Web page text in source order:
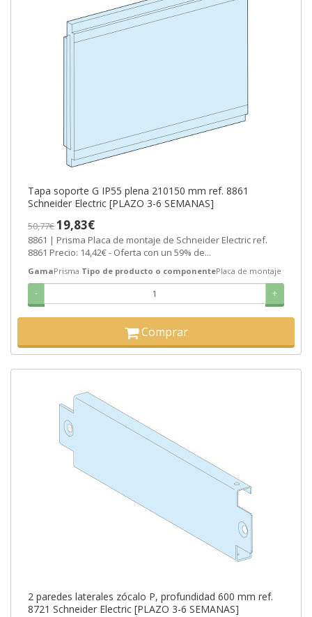
Tapa soporte G IP55 plena 210150 mm ref. 8861
Schneider Electric [PLAZO 3-6 SEMANAS]
50,77€19,83€
8861 | Prisma Placa de montaje de Schneider Electric ref.
8861 Precio: 14,42€ - Oferta con un 59% de...
GamaPrisma Tipo de producto o componentePlaca de montaje
- +
Comprar
2 paredes laterales zócalo P, profundidad 600 mm ref.
8721 Schneider Electric [PLAZO 3-6 SEMANAS]